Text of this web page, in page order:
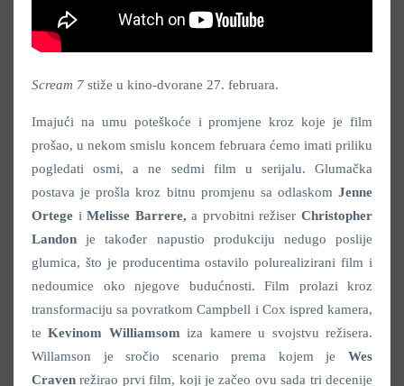
Scream 7 stiže u kino-dvorane 27. februara.
Imajući na umu poteškoće i promjene kroz koje je film
prošao, u nekom smislu koncem februara ćemo imati priliku
pogledati osmi, a ne sedmi film u serijalu. Glumačka
postava je prošla kroz bitnu promjenu sa odlaskom Jenne
Ortege iMelisse Barrere,a prvobitni režiserChristopher
Landonje također napustio produkciju nedugo poslije
glumica, što je producentima ostavilo polurealizirani film i
nedoumice oko njegove budućnosti. Film prolazi kroz
transformaciju sa povratkom Campbell i Cox ispred kamera,
teKevinom Williamsomiza kamere u svojstvu režisera.
Willamson je sročio scenario prema kojem je Wes
Cravenrežirao prvi film, koji je začeo ovu sada tri decenije